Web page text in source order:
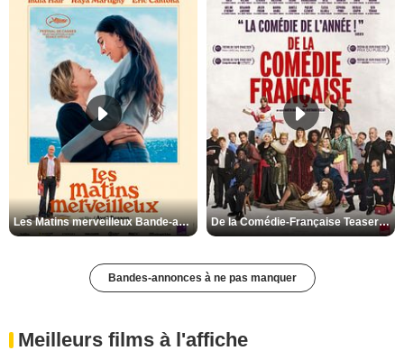
Les Matins merveilleux Bande-annonce VF De la Comédie-Française Teaser VF
Bandes-annonces à ne pas manquer
Meilleurs films à l'affiche